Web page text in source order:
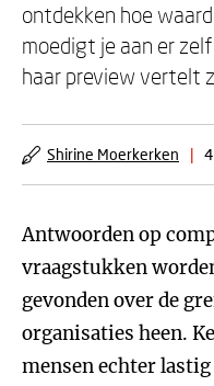
ontdekken hoe
moedigt je aan er
haar preview vertelt
Shirine Moerkerken |
Antwoorden op
vraagstukken
gevonden over de
organisaties heen.
mensen echter